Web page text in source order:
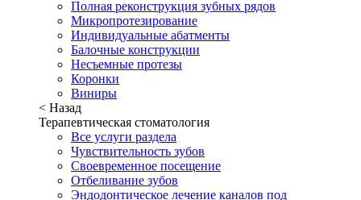
Полная реконструкция зубных рядов
Микропротезирование
Индивидуальные абатменты
Балочные конструкции
Несъемные протезы
Коронки
Виниры
< Назад
Терапевтическая стоматология
Все услуги раздела
Чувствительность зубов
Своевременное посещение
Отбеливание зубов
Эндодонтическое лечение каналов под